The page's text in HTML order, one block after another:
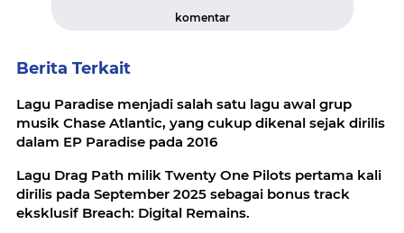
komentar
Berita Terkait
Lagu Paradise menjadi salah satu lagu awal grup
musik Chase Atlantic, yang cukup dikenal sejak dirilis
dalam EP Paradise pada 2016
Lagu Drag Path milik Twenty One Pilots pertama kali
dirilis pada September 2025 sebagai bonus track
eksklusif Breach: Digital Remains.